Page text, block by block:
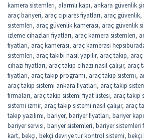
kamera sistemleri, alarmlı kapı, ankara güvenlik
araç bariyeri, araç cipiares fiyatları, araç güvenlik,
sistemleri, araç güvenlik kamerası, araç güvenlik
izleme cihazları fiyatları, araç kamera sistemleri,
fiyatları, araç kamerası, araç kamerası
sistemleri, araç takibi nasıl yapılır, araç takip, araç
cihazı fiyatları, araç takip cihazı nasıl çalışır, araç
fiyatları, araç takip programı, araç takip sistemi,
araç takip sistemi ankara fiyatları, araç takip
firmaları, araç takip sistemi fiyat listesi, araç takip
sistemi izmir, araç takip sistemi nasıl çalışır, araç
takip yazılımı, bariyer, bariyer fiyatları, bariyer kapı
bariyer servisi, bariyer sistemleri, bariyer sistemleri
kart, bekçi, bekçi devriye tur kontrol sistemi, bekçi